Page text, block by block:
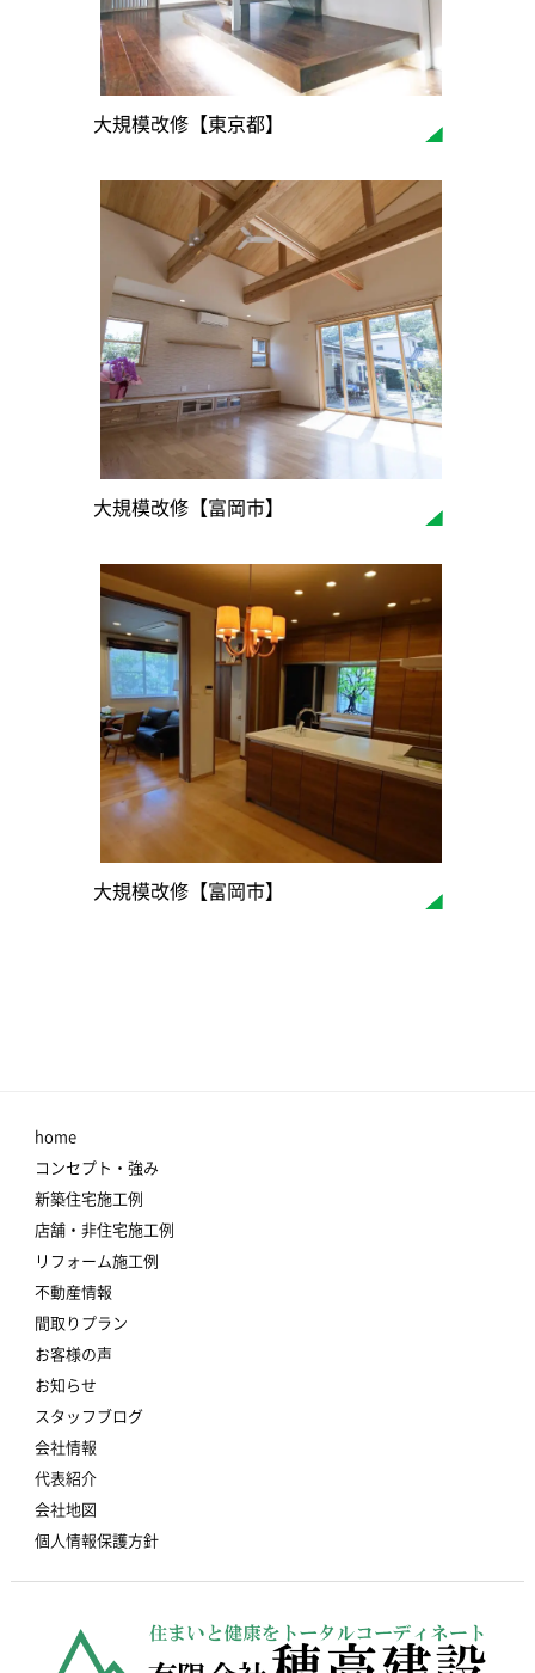
大規模改修【東京都】
大規模改修【富岡市】
大規模改修【富岡市】
home
コンセプト・強み
新築住宅施工例
店舗・非住宅施工例
リフォーム施工例
不動産情報
間取りプラン
お客様の声
お知らせ
スタッフブログ
会社情報
代表紹介
会社地図
個人情報保護方針